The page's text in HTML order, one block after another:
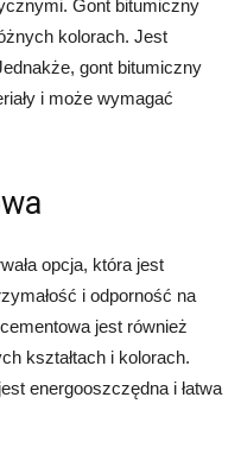
Gont bitumiczny
kolorach. Jest
gont bitumiczny
i może wymagać
opcja, która jest
i odporność na
jest również
kształtach i kolorach.
energooszczędna i łatwa